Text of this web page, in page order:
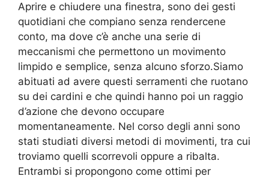
Aprire e chiudere una finestra, sono dei gesti
quotidiani che compiano senza rendercene
conto, ma dove c’è anche una serie di
meccanismi che permettono un movimento
limpido e semplice, senza alcuno sforzo.Siamo
abituati ad avere questi serramenti che ruotano
su dei cardini e che quindi hanno poi un raggio
d’azione che devono occupare
momentaneamente. Nel corso degli anni sono
stati studiati diversi metodi di movimenti, tra cui
troviamo quelli scorrevoli oppure a ribalta.
Entrambi si propongono come ottimi per